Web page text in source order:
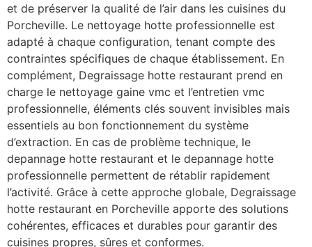
et de préserver la qualité de l’air dans les cuisines du
Porcheville. Le nettoyage hotte professionnelle est
adapté à chaque configuration, tenant compte des
contraintes spécifiques de chaque établissement. En
complément, Degraissage hotte restaurant prend en
charge le nettoyage gaine vmc et l’entretien vmc
professionnelle, éléments clés souvent invisibles mais
essentiels au bon fonctionnement du système
d’extraction. En cas de problème technique, le
depannage hotte restaurant et le depannage hotte
professionnelle permettent de rétablir rapidement
l’activité. Grâce à cette approche globale, Degraissage
hotte restaurant en Porcheville apporte des solutions
cohérentes, efficaces et durables pour garantir des
cuisines propres, sûres et conformes.